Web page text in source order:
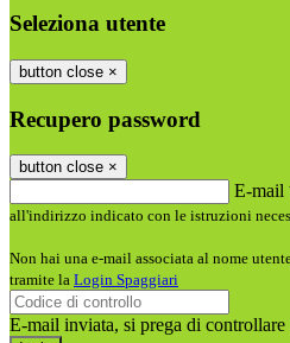
Seleziona utente
button close ×
Recupero password
button close ×
E-mail
all'indirizzo indicato con le istruzioni
Non hai una e-mail associata al nome
tramite la Login Spaggiari
E-mail inviata, si prega di controllare